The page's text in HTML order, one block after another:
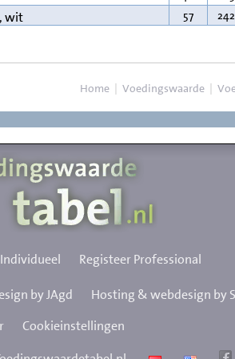
wit 57 242
Home | Voedingswaarde |
Registeer Professional
by JAgd Hosting & webdesign by
Cookieinstellingen